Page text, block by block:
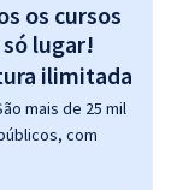
os cursos
lugar!
mais de 25 mil
com